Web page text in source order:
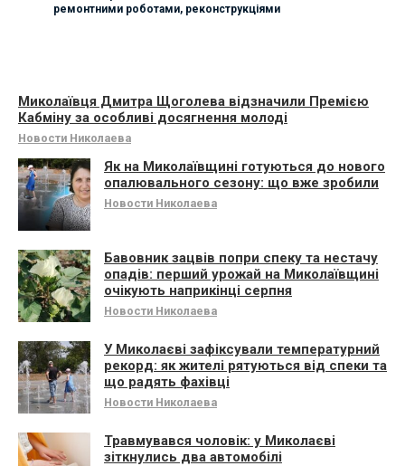
ремонтними роботами, реконструкціями
Миколаївця Дмитра Щоголева відзначили Премією
Кабміну за особливі досягнення молоді
Новости Николаева
Як на Миколаївщині готуються до нового
опалювального сезону: що вже зробили
Новости Николаева
Бавовник зацвів попри спеку та нестачу
опадів: перший урожай на Миколаївщині
очікують наприкінці серпня
Новости Николаева
У Миколаєві зафіксували температурний
рекорд: як жителі рятуються від спеки та
що радять фахівці
Новости Николаева
Травмувався чоловік: у Миколаєві
зіткнулись два автомобілі